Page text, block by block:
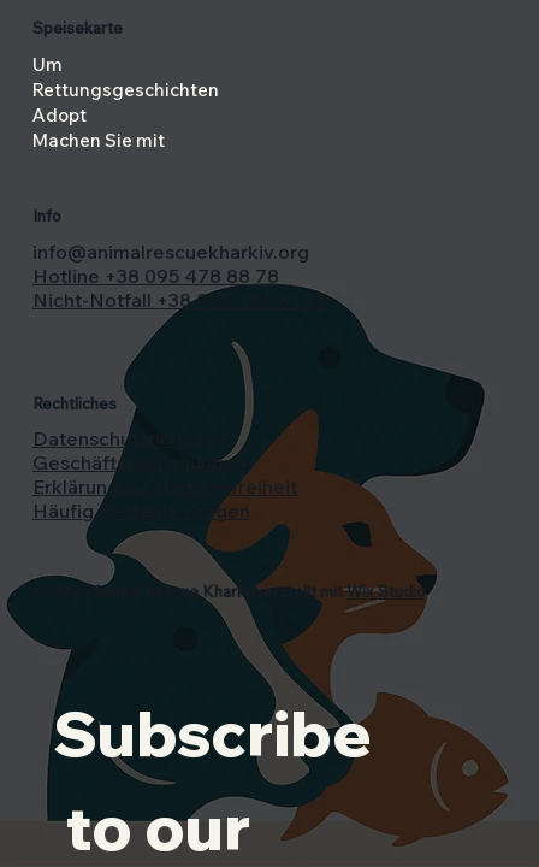
Speisekarte
Um
Rettungsgeschichten
Adopt
Machen Sie mit
Info
info@animalrescuekharkiv.org
Hotline +38 095 478 88 78
Nicht-Notfall +38 095 497 81 95
Rechtliches
Datenschutzrichtlinie
Geschäftsbedingungen
Erklärung zur Barrierefreiheit
Häufig gestellte Fragen
Subscribe
to our
© 2025 Animal Rescue Kharkiv, erstellt mitWix Studio